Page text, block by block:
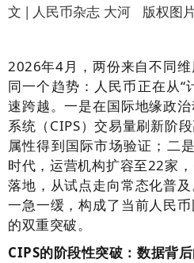
文 | 人民币杂志 大河 版权图
2026年4月，两份来自不同
同一个趋势：人民币正在从“
速跨越。一是在国际地缘政
系统（CIPS）交易量刷新阶
属性得到国际市场验证；二
时代，运营机构扩容至22家
落地，从试点走向常态化普及
一急一缓，构成了当前人民
的双重突破。
CIPS的阶段性突破：数据背